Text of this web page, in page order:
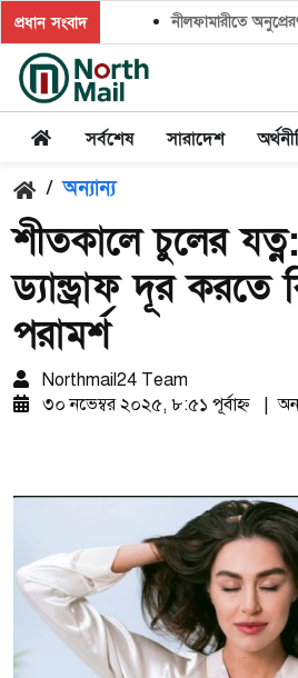
প্রধান সংবাদ নীলফামারীতে
সর্বশেষ সারাদেশ
/ অন্যান্য
শীতকালে চুলের
ড্যান্ড্রাফ দূর করতে
পরামর্শ
Northmail24 Team
৩০ নভেম্বর ২০২৫, ৮:৫১ পূর্বাহ্ন